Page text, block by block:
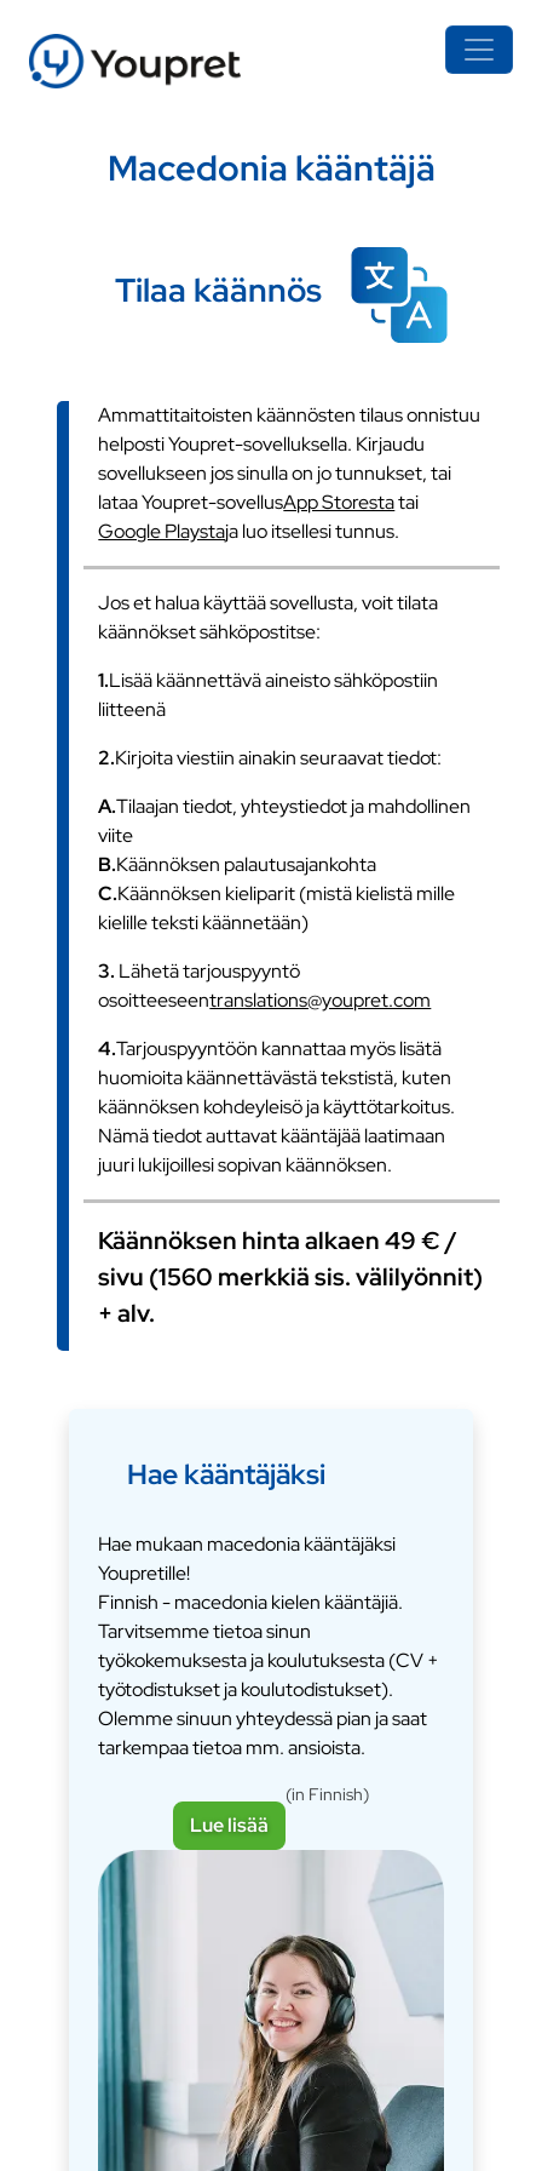
Macedonia kääntäjä
Tilaa käännös
Ammattitaitoisten käännösten tilaus onnistuu
helposti Youpret-sovelluksella. Kirjaudu
sovellukseen jos sinulla on jo tunnukset, tai
lataa Youpret-sovellusApp Storestatai
Google Playstaja luo itsellesi tunnus.
Jos et halua käyttää sovellusta, voit tilata
käännökset sähköpostitse:
1.Lisää käännettävä aineisto sähköpostiin
liitteenä
2.Kirjoita viestiin ainakin seuraavat tiedot:
A.Tilaajan tiedot, yhteystiedot ja mahdollinen
viite
B.Käännöksen palautusajankohta
C.Käännöksen kieliparit (mistä kielistä mille
kielille teksti käännetään)
3. Lähetä tarjouspyyntö
osoitteeseentranslations@youpret.com
4.Tarjouspyyntöön kannattaa myös lisätä
huomioita käännettävästä tekstistä, kuten
käännöksen kohdeyleisö ja käyttötarkoitus.
Nämä tiedot auttavat kääntäjää laatimaan
juuri lukijoillesi sopivan käännöksen.
Käännöksen hinta alkaen 49 € /
sivu (1560 merkkiä sis. välilyönnit)
+ alv.
Hae kääntäjäksi
Hae mukaan macedonia kääntäjäksi
Youpretille!
Finnish - macedonia kielen kääntäjiä.
Tarvitsemme tietoa sinun
työkokemuksesta ja koulutuksesta (CV +
työtodistukset ja koulutodistukset).
Olemme sinuun yhteydessä pian ja saat
tarkempaa tietoa mm. ansioista.
Lue lisää
(in Finnish)